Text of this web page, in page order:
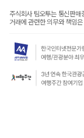
주식회사 팀오투는 통신판
거래에 관련한 의무와 책임